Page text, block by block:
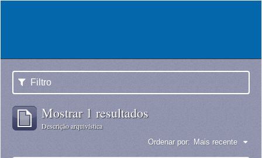
Filtro
Mostrar 1 resultados
Descrição arquivística
Ordenar por: Mais recente